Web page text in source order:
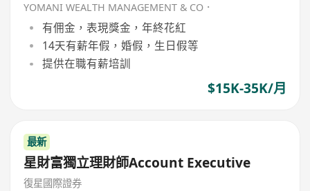
YOMANI WEALTH MANAGEMENT & CO．
有佣金，表現獎金，年終花紅
14天有薪年假，婚假，生日假等
提供在職有薪培訓
$15K-35K/月
最新
星財富獨立理財師Account Executive
復星國際證券